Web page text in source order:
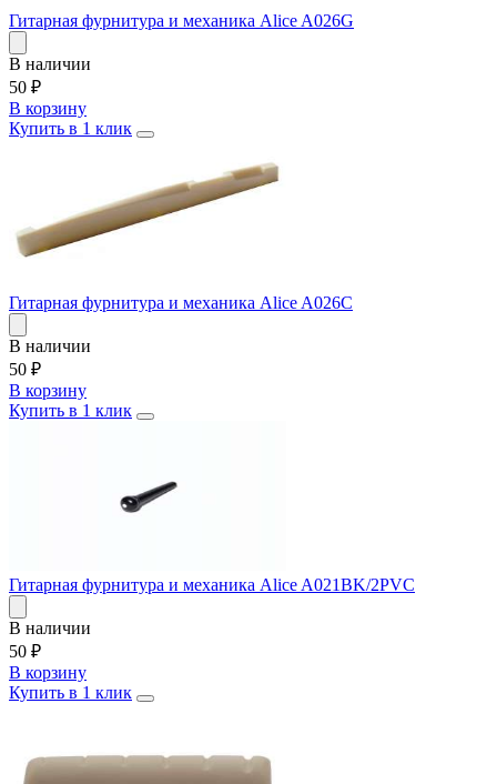
Гитарная фурнитура и механика Alice A026G
В наличии
50 ₽
В корзину
Купить в 1 клик
Гитарная фурнитура и механика Alice A026C
В наличии
50 ₽
В корзину
Купить в 1 клик
Гитарная фурнитура и механика Alice A021BK/2PVC
В наличии
50 ₽
В корзину
Купить в 1 клик